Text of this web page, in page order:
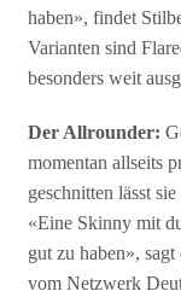
haben», findet
Varianten sind
besonders weit
Der Allrounder:
momentan allseits
geschnitten lässt
«Eine Skinny mit
gut zu haben»,
vom Netzwerk